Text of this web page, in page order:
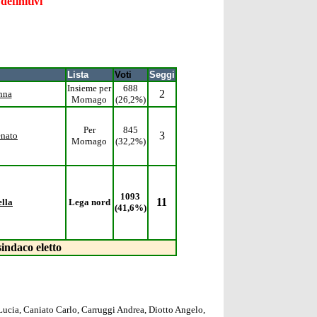
Lista Voti
Seggi
Insieme per
Mornago
688
(26,2%)
2
Per
Mornago
845
(32,2%)
3
Lega nord
1093
(41,6%)
11
eletto
Caniato Carlo, Carruggi Andrea, Diotto Angelo,